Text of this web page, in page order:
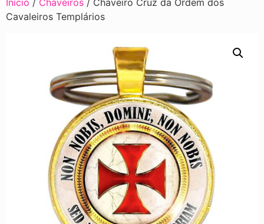
Cavaleiros Templários